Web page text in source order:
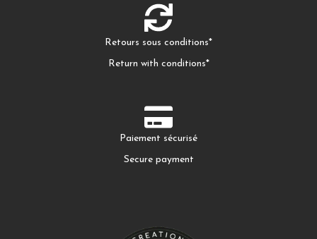
Retours sous conditions*
Return with conditions*
Paiement sécurisé
Secure payment